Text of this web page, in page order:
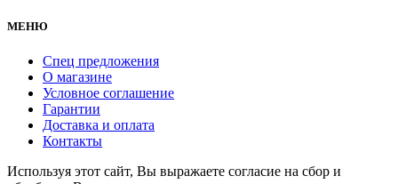
МЕНЮ
Спец предложения
О магазине
Условное соглашение
Гарантии
Доставка и оплата
Контакты
Используя этот сайт, Вы выражаете согласие на сбор и